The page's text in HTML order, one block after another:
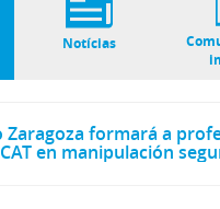
Notícias
Zaragoza formará a